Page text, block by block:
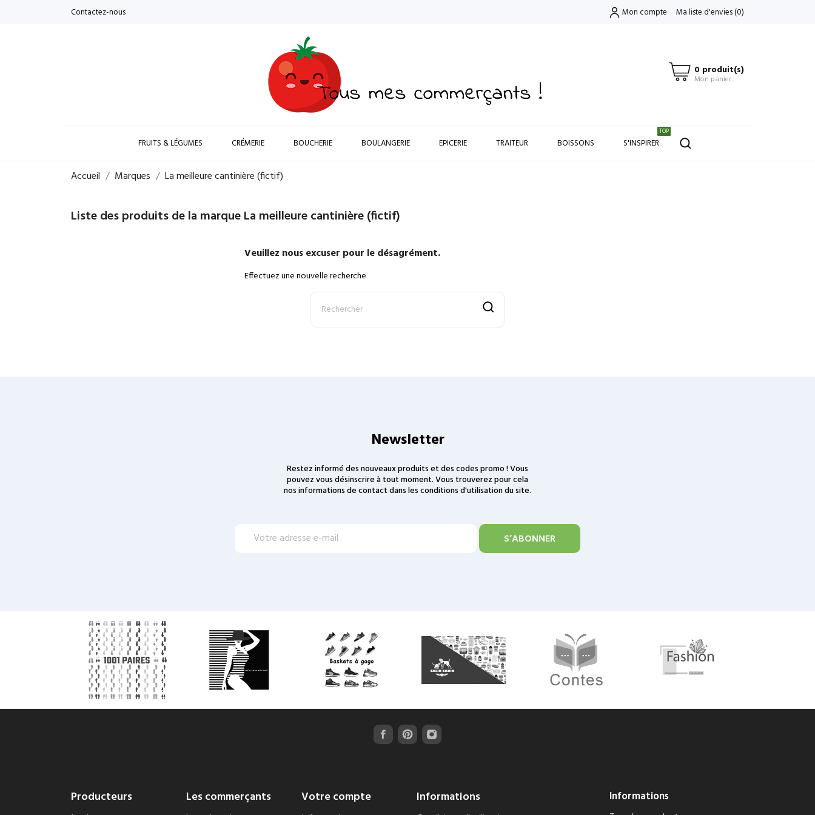
Contactez-nous Mon compte Ma liste d'envies(0)
0 produit(s)
Mon panier
FRUITS & LÉGUMES CRÉMERIE BOUCHERIE BOULANGERIE EPICERIE TRAITEUR BOISSONS S'INSPIRER
TOP
Accueil Marques La meilleure cantinière (fictif)
Liste des produits de la marque La meilleure cantinière (fictif)
Veuillez nous excuser pour le désagrément.
Effectuez une nouvelle recherche
Newsletter
Restez informé des nouveaux produits et des codes promo ! Vous
pouvez vous désinscrire à tout moment. Vous trouverez pour cela
nos informations de contact dans les conditions d'utilisation du site.
Producteurs Les commerçants Votre compte Informations Informations